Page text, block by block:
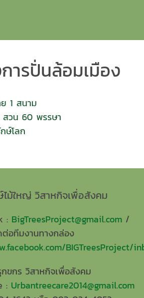
ารปั่นล้อมเมือง
ย 1 สนาม
สวน 60 พรรษา
ษ์โลก
ม้ใหญ่ วิสาหกิจเพื่อสังคม
: BigTreesProject@gmail.com/
อทีมงานทางกล่อง
BIGTreesProject/
ขกร วิสาหกิจเพื่อสังคม
: Urbantreecare2014@gmail.com